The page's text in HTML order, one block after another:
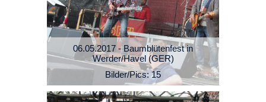
06.05.2017 - Baumblütenfest in
Werder/Havel (GER)
Bilder/Pics: 15